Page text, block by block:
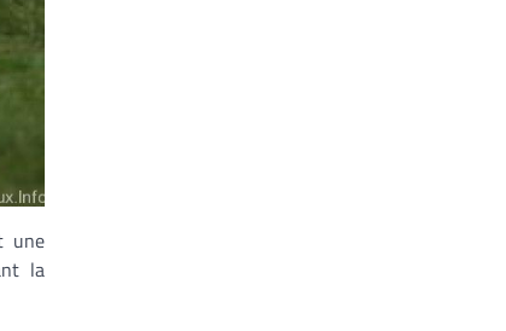
une
la